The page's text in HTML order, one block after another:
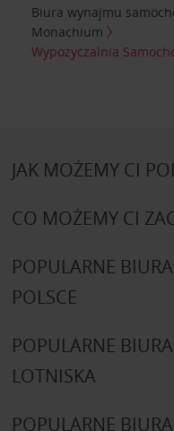
Biura wynajmu
Monachium
Wypożyczalnia
JAK MOŻEMY CI
CO MOŻEMY CI
POPULARNE
POLSCE
POPULARNE
LOTNISKA
POPULARNE